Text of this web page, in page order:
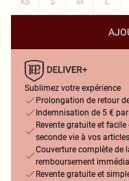
Sublimez votre expérience
Prolongation de retour
Indemnisation de 5 €
Revente gratuite et
seconde vie à vos
Couverture complète de
remboursement
Revente gratuite et